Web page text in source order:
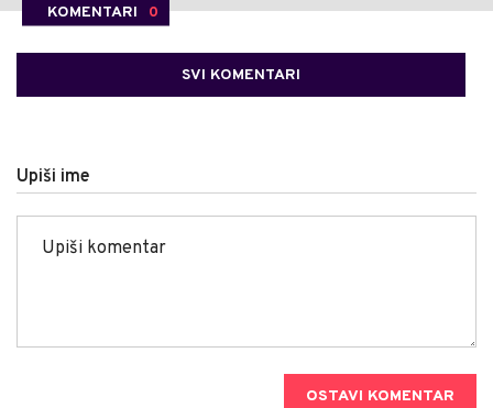
KOMENTARI 0
SVI KOMENTARI
Upiši ime
OSTAVI KOMENTAR